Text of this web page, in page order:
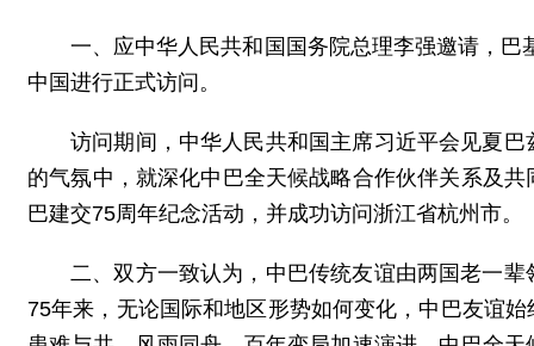
一、应中华人民共和国国务院总理李强邀请，
中国进行正式访问。
访问期间，中华人民共和国主席习近平会见夏
的气氛中，就深化中巴全天候战略合作伙伴关系及
巴建交75周年纪念活动，并成功访问浙江省杭州市。
二、双方一致认为，中巴传统友谊由两国老一
75年来，无论国际和地区形势如何变化，中巴友谊